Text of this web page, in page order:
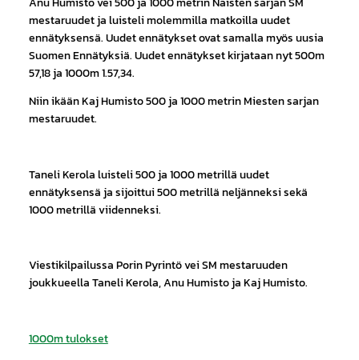
mestaruudet ja luisteli molemmilla matkoilla uudet
ennätyksensä. Uudet ennätykset ovat samalla myös uusia
Suomen Ennätyksiä. Uudet ennätykset kirjataan nyt 500m
57,18 ja 1000m 1.57,34.
Niin ikään Kaj Humisto 500 ja 1000 metrin Miesten sarjan
mestaruudet.
Taneli Kerola luisteli 500 ja 1000 metrillä uudet
ennätyksensä ja sijoittui 500 metrillä neljänneksi sekä
1000 metrillä viidenneksi.
Viestikilpailussa Porin Pyrintö vei SM mestaruuden
joukkueella Taneli Kerola, Anu Humisto ja Kaj Humisto.
1000m tulokset